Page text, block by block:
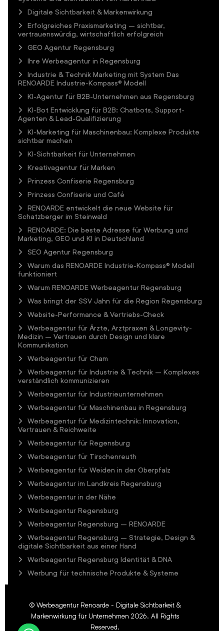
Digitale Sichtbarkeit & Markenwirkung
Erfolgreiches Praxismarketing – sichtbar,
vertrauenswürdig, wirtschaftlich erfolgreich
GEO Agentur Regensburg
Ihre Werbeagentur in Regensburg
Industrie & Technik Marketing mit System Das
RENOARDE Industrie-Kompass® Modell
KI-Agentur für B2B-Unternehmen aus Regensburg
KI-Bot Entwicklung für B2B: Chatbots, Support-
Agenten & Lead-Qualifizierung
KI-Marketing für Maschinenbau: Komplexe Produkte
sichtbar machen
KI-Sichtbarkeit für Unternehmen
Kreativagentur für Marken
Prinzess Confiserie Regensburg
Prinzess Confiserie und Café
RENOARDE entwickelt die neue Website für
Schatzberger im Steinwald
RENOARDE: Die beste Adresse für Werbung und
Marketing, GEO und KI in Deutschland
SEO Agentur Regensburg
Warum das RENOARDE Industrie-Kompass® Modell
funktioniert
Warum RENOARDE Werbeagentur Regensburg
Was bringt der SSV Jahn für die Region Regensburg
Website-Performance & Vertriebs-Check
Werbeagentur für Ärzte, Arztpraxen & Longevity-
Medizin – Vertrauen durch Design und klare
Kommunikation
Werbeagentur für Cham
Werbeagentur für Industrie & Technik – Komplexes
verständlich kommunizieren
Werbeagentur für Industrieunternehmen
Werbeagentur für Maschinenbau in Regensburg
Werbeagentur für Medizintechnik: Innovation,
Vertrauen & Reichweite
Werbeagentur für Regensburg
Werbeagentur für Tirschenreuth
Werbeagentur für Weiden in der Oberpfalz
Werbeagentur im Landkreis Regensburg
Werbeagentur in der Nähe
Werbeagentur Regensburg
Werbeagentur Regensburg – RENOARDE
Werbeagentur Regensburg – Strategie, Design &
digitale Sichtbarkeit aus einer Hand
Werbeagentur Regensburg Identität & DNA
Werbung für technische Produkte & Systeme
© Werbeagentur Renoarde - Digitale Sichtbarkeit &
Markenwirkung für Unternehmen 2026. All Rights
Reserved.